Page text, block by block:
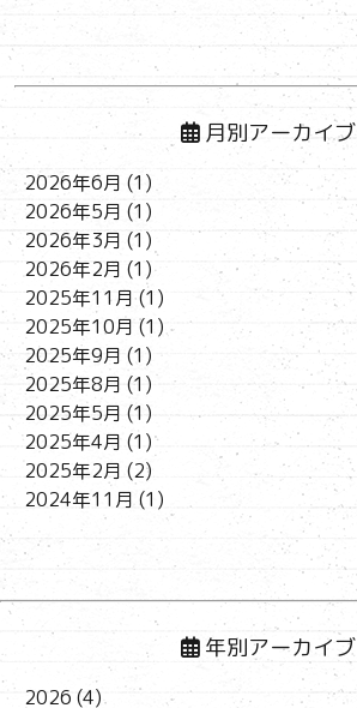
月別アーカイブ
2026年6月 (1)
2026年5月 (1)
2026年3月 (1)
2026年2月 (1)
2025年11月(1)
2025年10月 (1)
2025年9月 (1)
2025年8月 (1)
2025年5月 (1)
2025年4月 (1)
2025年2月 (2)
2024年11月 (1)
年別アーカイブ
2026 (4)